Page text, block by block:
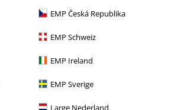
EMP Česká Republika
EMP Schweiz
EMP Ireland
EMP Sverige
Large Nederland
de réduction
Plus d'informations
d’EMP et que mes données